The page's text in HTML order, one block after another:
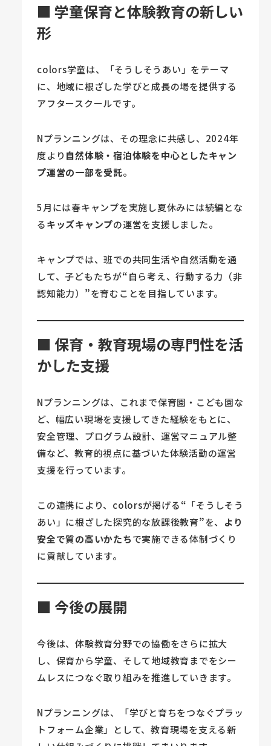
■ 学童保育と体験教育の新しい
形
colors学童は、「そうしそうあい」をテーマ
に、地域に根ざした学びと成長の場を提供する
アフタースクールです。
Nプランニングは、その理念に共感し、2024年
度より 自然体験・宿泊体験を中心としたキャン
プ運営の一部を受託。
5月には春キャンプを実施し夏休みには続編とな
るキッズキャンプの運営を支援しました。
キャンプでは、班での共同生活や自然活動を通
して、子どもたちが“自ら考え、行動する力（非
認知能力） ”を育むことを目指しています。
■ 保育・教育現場の専門性を活
かした支援
Nプランニングは、これまで保育園・こども園な
ど、幅広い現場を支援してきた経験をもとに、
安全管理、プログラム設計、運営マニュアル整
備など、教育的視点に基づいた体験活動の運営
支援を行っています。
この連携により、colorsが掲げる“ 「そうしそう
あい」に根ざした探究的な放課後教育”を、 より
安全で質の高いかたちで実施できる体制づくり
に貢献しています。
■ 今後の展開
今後は、体験教育分野での協働をさらに拡大
し、保育から学童、そして地域教育までをシー
ムレスにつなぐ取り組みを推進していきます。
Nプランニングは、「学びと育ちをつなぐプラッ
トフォーム企業」として、教育現場を支える新